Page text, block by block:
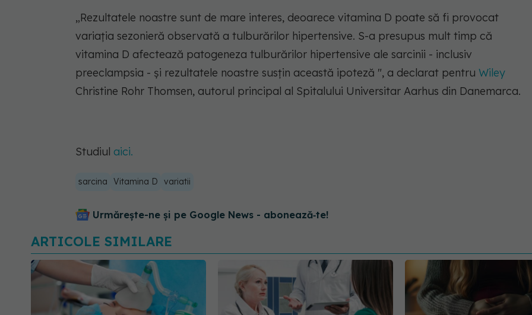
„Rezultatele noastre sunt de mare interes, deoarece vitamina D poate să fi provocat
variația sezonieră observată a tulburărilor hipertensive. S-a presupus mult timp că
vitamina D afectează patogeneza tulburărilor hipertensive ale sarcinii - inclusiv
preeclampsia - și rezultatele noastre susțin această ipoteză ", a declarat pentru Wiley
Christine Rohr Thomsen, autorul principal al Spitalului Universitar Aarhus din Danemarca.
Studiul aici.
sarcina Vitamina D variatii
Urmărește-ne și pe Google News - abonează‑te!
ARTICOLE SIMILARE